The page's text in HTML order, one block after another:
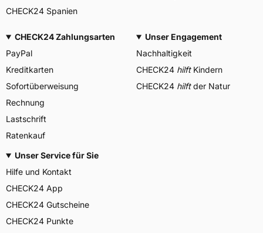
CHECK24 Spanien
CHECK24 Zahlungsarten
PayPal
Kreditkarten
Sofortüberweisung
Rechnung
Lastschrift
Ratenkauf
Unser Engagement
Nachhaltigkeit
CHECK24 hilftKindern
CHECK24 hilftder Natur
Unser Service für Sie
Hilfe und Kontakt
CHECK24 App
CHECK24 Gutscheine
CHECK24 Punkte